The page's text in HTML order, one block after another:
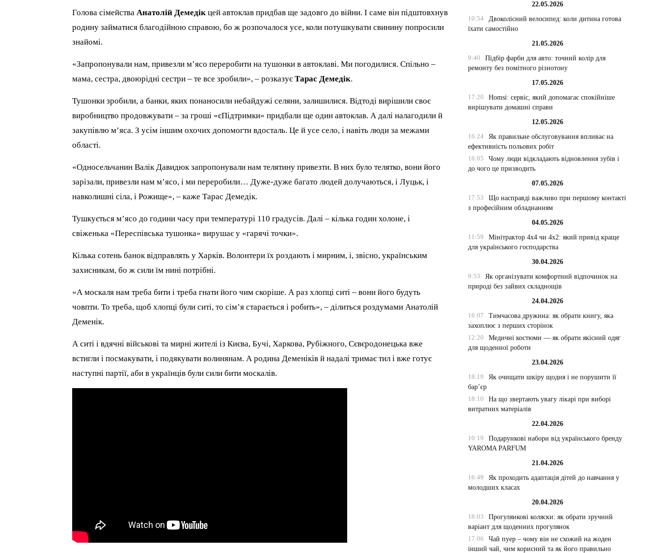
Голова сімействаАнатолій Демедік цей автоклав придбав ще задовго до війни. І саме він підштовхнув
родину займатися благодійною справою, бо ж розпочалося усе, коли потушкувати свинину попросили
знайомі.
«Запропонували нам, привезли м’ясо переробити на тушонки в автоклаві. Ми погодилися. Спільно –
мама, сестра, двоюрідні сестри – те все зробили», – розказуєТарас Демедік.
Тушонки зробили, а банки, яких понаносили небайдужі селяни, залишилися. Відтоді вирішили своє
виробництво продовжувати – за гроші «єПідтримки» придбали ще один автоклав. А далі налагодили й
закупівлю м’яса. З усім іншим охочих допомогти вдосталь. Це й усе село, і навіть люди за межами
області.
«Односельчанин Валік Давидюк запропонували нам телятину привезти. В них було телятко, вони його
зарізали, привезли нам м’ясо, і ми переробили… Дуже-дуже багато людей долучаються, і Луцьк, і
навколишні сіла, і Рожище», – каже Тарас Демедік.
Тушкується м’ясо до години часу при температурі 110 градусів. Далі – кілька годин холоне, і
свіженька «Переспівська тушонка» вирушає у «гарячі точки».
Кілька сотень банок відправлять у Харків. Волонтери їх роздають і мирним, і, звісно, українським
захисникам, бо ж сили їм нині потрібні.
«А москаля нам треба бити і треба гнати його чим скоріше. А раз хлопці ситі – вони його будуть
човпти. То треба, щоб хлопці були ситі, то сім’я старається і робить», – ділиться роздумами Анатолій
Деменік.
А ситі і вдячні військові та мирні жителі із Києва, Бучі, Харкова, Рубіжного, Сєвєродонецька вже
встигли і посмакувати, і подякувати волинянам. А родина Деменіків й надалі тримає тил і вже готує
наступні партії, аби в українців були сили бити москалів.
22.05.2026
10:54
Двоколісний велосипед: коли дитина готова
їхати самостійно
21.05.2026
9:40
Підбір фарби для авто: точний колір для
ремонту без помітного різнотону
17.05.2026
17:20
Homsi: сервіс, який допомагає спокійніше
вирішувати домашні справи
12.05.2026
16:24
Як правильне обслуговування впливає на
ефективність польових робіт
16:05
Чому люди відкладають відновлення зубів і
до чого це призводить
07.05.2026
17:53
Що насправді важливо при першому контакті
з професійним обладнанням
04.05.2026
11:59
Мінітрактор 4х4 чи 4х2: який привід краще
для українського господарства
30.04.2026
9:53
Як організувати комфортний відпочинок на
природі без зайвих складнощів
24.04.2026
16:07
Тимчасова дружина: як обрати книгу, яка
захоплює з перших сторінок
12:20
Медичні костюми — як обрати якісний одяг
для щоденної роботи
23.04.2026
18:19
Як очищати шкіру щодня і не порушити її
бар’єр
18:10
На що звертають увагу лікарі при виборі
витратних матеріалів
22.04.2026
10:19
Подарункові набори від українського бренду
YAROMA PARFUM
21.04.2026
16:49
Як проходить адаптація дітей до навчання у
молодших класах
20.04.2026
18:03
Прогулянкові коляски: як обрати зручний
варіант для щоденних прогулянок
17:06
Чай пуер – чому він не схожий на жоден
інший чай, чим корисний та як його правильно